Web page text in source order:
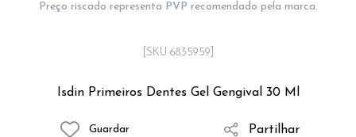
Isdin Primeiros Dentes Gel Gengival 30 Ml
[SKU 6835959]
Preço riscado representa PVP recomendado pela marca.
Guardar Partilhar